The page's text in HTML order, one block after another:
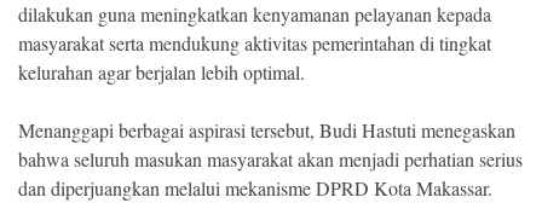
dilakukan guna meningkatkan kenyamanan pelayanan kepada
masyarakat serta mendukung aktivitas pemerintahan di tingkat
kelurahan agar berjalan lebih optimal.
Menanggapi berbagai aspirasi tersebut, Budi Hastuti menegaskan
bahwa seluruh masukan masyarakat akan menjadi perhatian serius
dan diperjuangkan melalui mekanisme DPRD Kota Makassar.